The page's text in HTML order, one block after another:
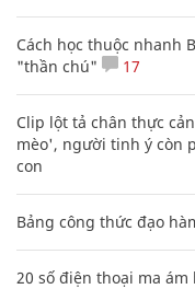
Cách học thuộc nhanh
"thần chú"
17
Clip lột tả chân thực
mèo', người tinh ý còn
con
Bảng công thức đạo
20 số điện thoại ma